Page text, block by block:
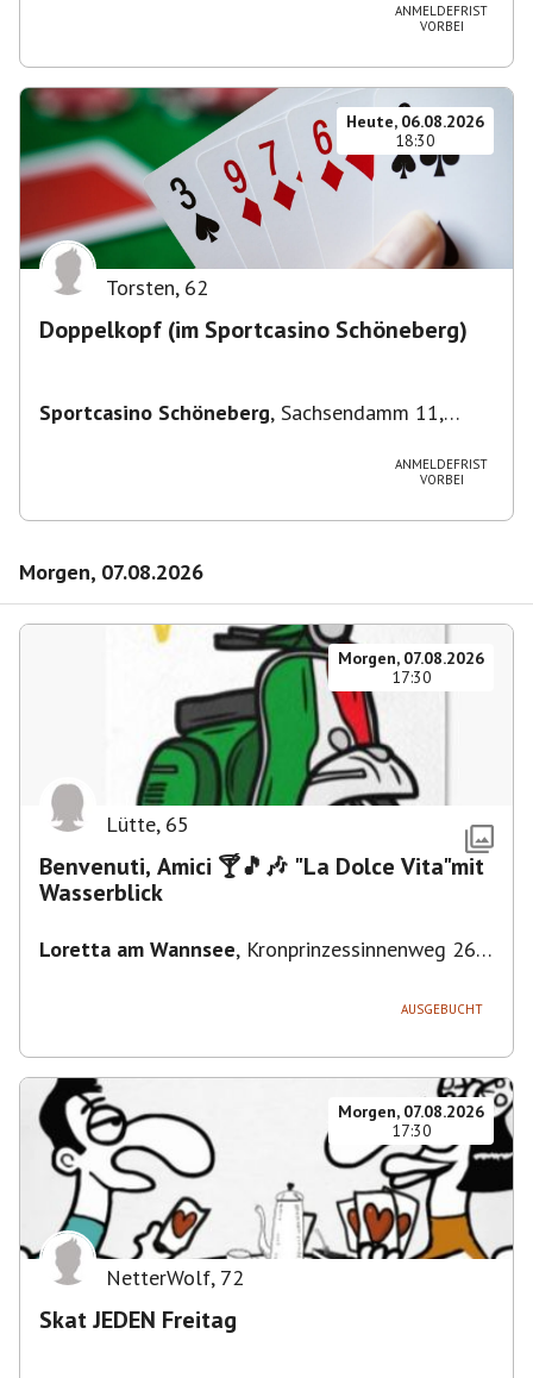
ANMELDEFRIST
VORBEI
Heute, 06.08.2026
18:30
Torsten, 62
Doppelkopf (im Sportcasino Schöneberg)
Sportcasino Schöneberg, Sachsendamm 11,
ANMELDEFRIST
VORBEI
Morgen, 07.08.2026
Morgen, 07.08.2026
17:30
Lütte, 65
Benvenuti, Amici 🍸🎵🎶 "La Dolce Vita"mit
Wasserblick
Loretta am Wannsee, Kronprinzessinnenweg 260,
AUSGEBUCHT
Morgen, 07.08.2026
17:30
NetterWolf, 72
Skat JEDEN Freitag